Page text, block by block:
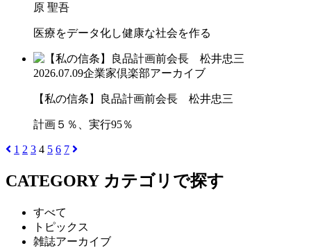
原 聖吾
医療をデータ化し健康な社会を作る
2026.07.09企業家倶楽部アーカイブ
【私の信条】良品計画前会長 松井忠三
計画５％、実行95％
1 2 3 4 5 6 7
CATEGORY カテゴリで探す
すべて
トピックス
雑誌アーカイブ